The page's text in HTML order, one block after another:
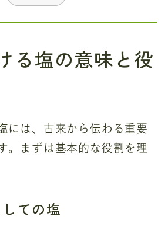
る塩の意味と役
には、古来から伝わる重要
。まずは基本的な役割を理
ての塩